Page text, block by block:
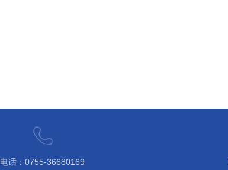
电话：0755-36680169